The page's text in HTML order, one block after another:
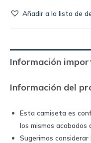
Juniors
|
Nike
Añadir a la lista de
Información
Información del
Esta camiseta es
los mismos acabados
Sugerimos